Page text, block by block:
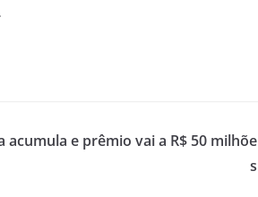
acumula e prêmio vai a R$ 50 milhõe
s